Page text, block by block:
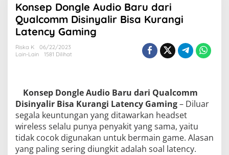
Audio
Baru
dari
Qualcomm
Konsep Dongle Audio Baru dari
Qualcomm Disinyalir Bisa Kurangi
Latency Gaming
Riska K
06/22/2023
Lain-Lain
1581 Dilihat
Konsep Dongle Audio Baru dari Qualcomm
Disinyalir Bisa Kurangi Latency Gaming– Diluar
segala keuntungan yang ditawarkan headset
wireless selalu punya penyakit yang sama, yaitu
tidak cocok digunakan untuk bermain game. Alasan
yang paling sering diungkit adalah soal latency.